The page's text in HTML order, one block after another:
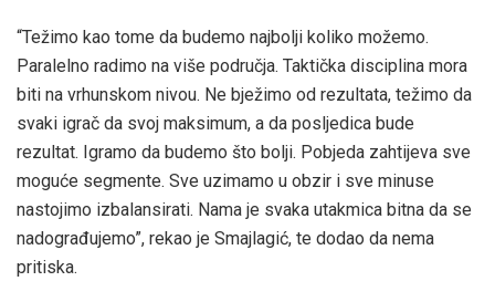
“Težimo kao tome da budemo najbolji koliko možemo.
Paralelno radimo na više područja. Taktička disciplina mora
biti na vrhunskom nivou. Ne bježimo od rezultata, težimo da
svaki igrač da svoj maksimum, a da posljedica bude
rezultat. Igramo da budemo što bolji. Pobjeda zahtijeva sve
moguće segmente. Sve uzimamo u obzir i sve minuse
nastojimo izbalansirati. Nama je svaka utakmica bitna da se
nadograđujemo”, rekao je Smajlagić, te dodao da nema
pritiska.